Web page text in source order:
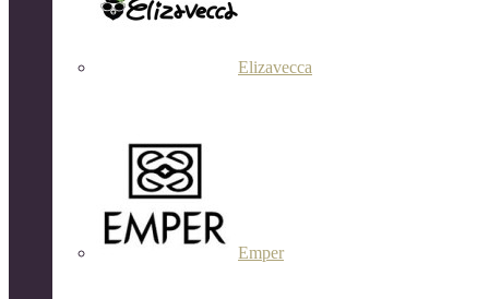
Elizavecca
Emper